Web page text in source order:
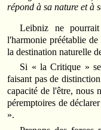
répond àsa nature et à
Leibniz ne
l'harmonie préétablie
la destination naturelle
Si « la Critique »
faisant pas de
capacité de l'être, nous
péremptoires de
».